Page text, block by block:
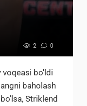
2 0
voqeasi bo'ldi
baholash
Striklend